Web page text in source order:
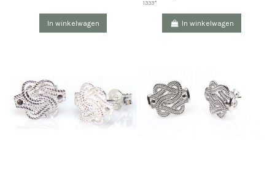
In winkelwagen
1333*
In winkelwagen